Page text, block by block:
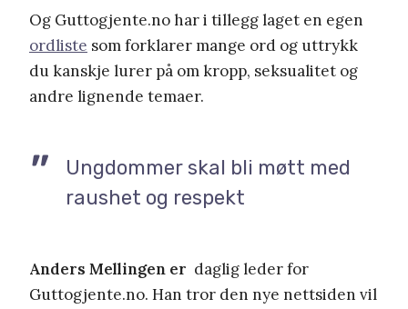
Og Guttogjente.no har i tillegg laget en egen
ordliste som forklarer mange ord og uttrykk
du kanskje lurer på om kropp, seksualitet og
andre lignende temaer.
Ungdommer skal bli møtt med
raushet og respekt
Anders Mellingen er daglig leder for
Guttogjente.no. Han tror den nye nettsiden vil